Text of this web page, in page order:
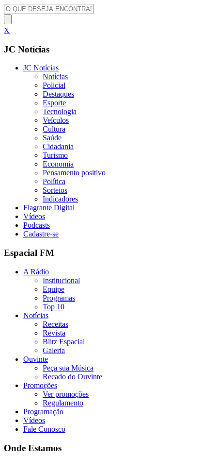
X
JC Notícias
JC Notícias
Notícias
Policial
Destaques
Esporte
Tecnologia
Veículos
Cultura
Saúde
Cidadania
Turismo
Economia
Pensamento positivo
Política
Sorteios
Indicadores
Flagrante Digital
Vídeos
Podcasts
Cadastre-se
Espacial FM
A Rádio
Institucional
Equipe
Programas
Top 10
Notícias
Receitas
Revista
Blitz Espacial
Galeria
Ouvinte
Peça sua Música
Recado do Ouvinte
Promoções
Ver promoções
Regulamento
Programação
Vídeos
Fale Conosco
Onde Estamos